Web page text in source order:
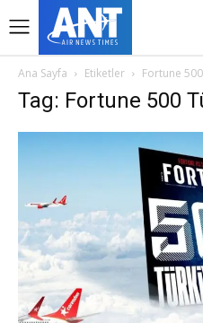
Ana Sayfa Etiketler Fortune
Tag: Fortune 500